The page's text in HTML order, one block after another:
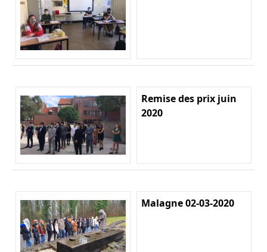
Remise des prix juin
2020
Malagne 02-03-2020